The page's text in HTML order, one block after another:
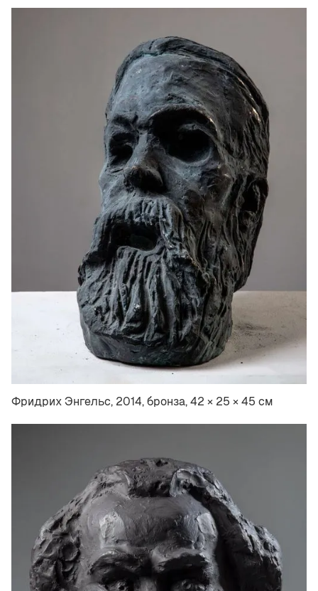
Фридрих Энгельс, 2014, бронза, 42 × 25 × 45 см